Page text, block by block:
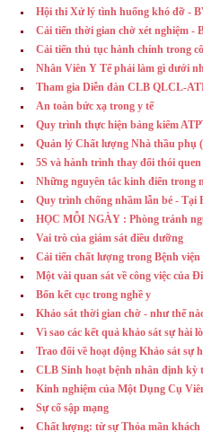
Hội thi Xử lý tình huống khó đỡ -
Cải tiến thời gian chờ xét nghiệm -
Cải tiến thủ tục hành chính trong
Nhân Viên Y Tế phải làm gì dưới
Tham gia Diễn đàn CLB QLCL-
An toàn bức xạ trong y tế
Quy trình thực hiện bảng kiểm
Quản lý Chất lượng Nhà thầu phụ
5S và hành trình thay đổi thói
Những nguyên tắc kinh điển trong
Quy trình chống nhầm lẫn bé - Tại
HỌC MỖI NGÀY : Phòng tránh
Vai trò của giám sát điều dưỡng
Cải tiến chất lượng trong Bệnh
Một vài quan sát về công việc của
Bốn kết cục trong nghề y
Khảo sát thời gian chờ - như thế
Vì sao các kết quả khảo sát sự hài
Trao đổi về hoạt động Khảo sát sự
CLB Sinh hoạt bệnh nhân định kỳ
Kinh nghiệm của Một Dụng Cụ
Sự cố sập mạng
Chất lượng: từ sự Thỏa mãn